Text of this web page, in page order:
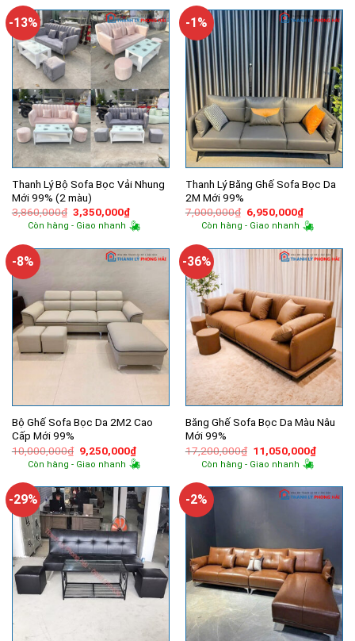
7,900,000₫.
-13%
Thanh Lý Bộ Sofa Bọc Vải Nhung
Mới 99% (2 màu)
3,860,000₫ Giá
gốc
là:
3,350,000₫Giá
hiện
tại
3,350,000₫.
Còn hàng - Giao nhanh
-1%
Thanh Lý Băng Ghế Sofa Bọc Da
2M Mới 99%
7,000,000₫ Giá
gốc
là:
6,950,000₫Giá
hiện
tại
Còn hàng - Giao nhanh
-8%
Bộ Ghế Sofa Bọc Da 2M2 Cao
Cấp Mới 99%
10,000,000₫ Giá
gốc
là:
9,250,000₫Giá
hiện
tại
9,250,000₫.
Còn hàng - Giao nhanh
-36%
Băng Ghế Sofa Bọc Da Màu Nâu
Mới 99%
17,200,000₫ Giá
gốc
là:
11,050,000₫Giá
hiện
Còn hàng - Giao nhanh
-29% -2%